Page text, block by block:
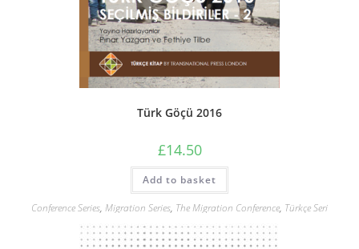
Türk Göçü 2016
£14.50
Add to basket
Conference Series, Migration Series, The Migration Conference, Türkçe Seri